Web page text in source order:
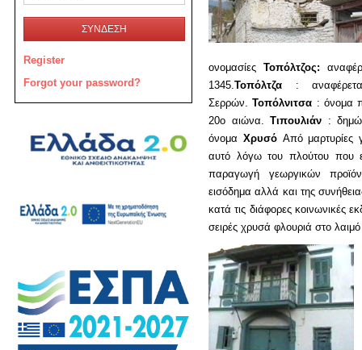
ΣΥΝΔΕΣΗ
Register
Forgot your password?
ονομασίες Τοπόλτζος:
1345.Τοπόλτζα :
Σερρών.Τοπόλνιτσα : όνομα
20ο αιώνα.Τιπουλιάν :
όνομα ΧρυσόΑπό μαρτυρίες
αυτό λόγω του πλούτου που
παραγωγή γεωργικών
εισόδημα αλλά και της
κατά τις διάφορες κοινωνικές
σειρές χρυσά φλουριά στο